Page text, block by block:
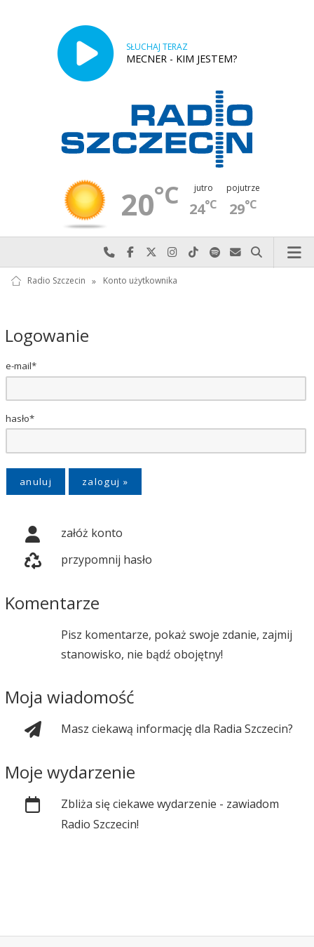
SŁUCHAJ TERAZ
MECNER - KIM JESTEM?
20°C jutro
24°C
pojutrze
29°C
Najlepiej po prostu do nas zadzwoń
Odwiedź nas na Facebook-u
Odwiedź nas na X
Odwiedź nas na Instagram-ie
Odwiedź nas na TikTok-u
Szukaj nas na Spotify
Wyślij do nas
Szukaj
Radio Szczecin » Konto użytkownika
Logowanie
e-mail*
hasło*
anuluj
załóż konto
przypomnij hasło
Komentarze
Pisz komentarze, pokaż swoje zdanie, zajmij
stanowisko, nie bądź obojętny!
Moja wiadomość
Masz ciekawą informację dla Radia Szczecin?
Moje wydarzenie
Zbliża się ciekawe wydarzenie - zawiadom
Radio Szczecin!